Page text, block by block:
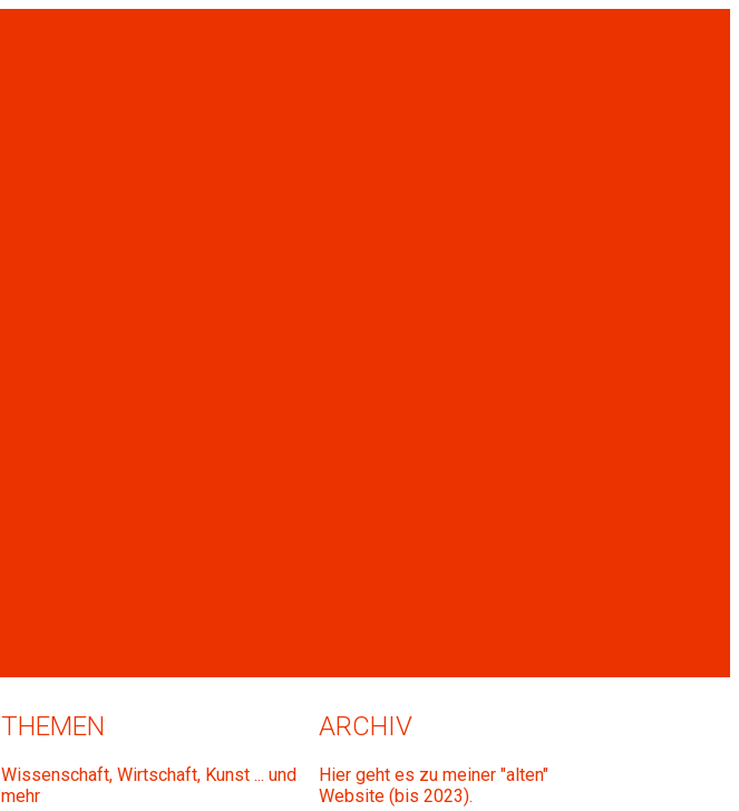
THEMEN
Wissenschaft, Wirtschaft, Kunst ... und
mehr
ARCHIV
Hier geht es zu meiner "alten"
Website (bis 2023).